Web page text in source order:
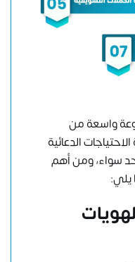
واسعة من
الدعائية
حد سواء، ومن أهم
يلي: